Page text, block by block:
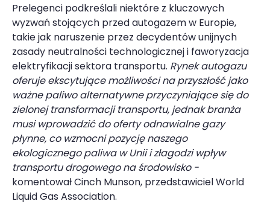
Prelegenci podkreślali niektóre z kluczowych
wyzwań stojących przed autogazem w Europie,
takie jak naruszenie przez decydentów unijnych
zasady neutralności technologicznej i faworyzacja
elektryfikacji sektora transportu. Rynek autogazu
oferuje ekscytujące możliwości na przyszłość jako
ważne paliwo alternatywne przyczyniające się do
zielonej transformacji transportu, jednak branża
musi wprowadzić do oferty odnawialne gazy
płynne, co wzmocni pozycję naszego
ekologicznego paliwa w Unii i złagodzi wpływ
transportu drogowego na środowisko -
komentował Cinch Munson, przedstawiciel World
Liquid Gas Association.